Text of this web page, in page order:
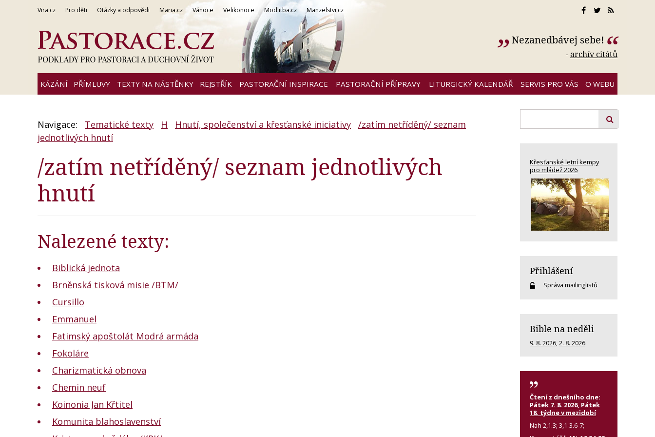
Vira.cz Pro děti Otázky a odpovědi Maria.cz Vánoce Velikonoce Modlitba.cz Manzelstvi.cz
Nezanedbávej sebe!
-archív citátů
KÁZÁNÍ PŘÍMLUVY TEXTY NA NÁSTĚNKY REJSTŘÍK PASTORAČNÍ INSPIRACE PASTORAČNÍ PŘÍPRAVY LITURGICKÝ KALENDÁŘ SERVIS PRO VÁS O WEBU
Navigace: Tematické texty H Hnutí, společenství a křesťanské iniciativy
/zatím netříděný/ seznam
jednotlivých hnutí
/zatím netříděný/ seznam jednotlivých
hnutí
Nalezené texty:
Biblická jednota
Brněnská tisková misie /BTM/
Cursillo
Emmanuel
Fatimský apoštolát Modrá armáda
Fokoláre
Charizmatická obnova
Chemin neuf
Koinonia Jan Křtitel
Komunita blahoslavenství
Křesťanské letní kempy
pro mládež 2026
Přihlášení
Správa mailinglistů
Bible na neděli
9. 8. 2026 2. 8. 2026
Čtení z dnešního dne:
Pátek 7. 8. 2026, Pátek
18. týdne v mezidobí
Nah 2,1.3; 3,1-3.6-7;